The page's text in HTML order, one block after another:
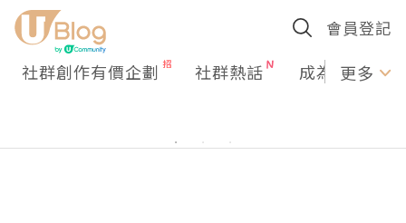
會員登記
社群創作有價企劃 社群熱話 成為U更多